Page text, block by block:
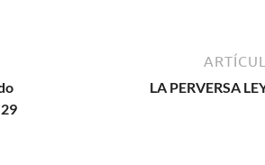
LA PERVERSA